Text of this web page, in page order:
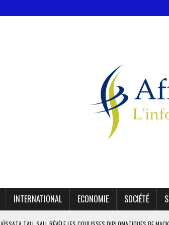
INTERNATIONAL ECONOMIE SOCIÉTÉ